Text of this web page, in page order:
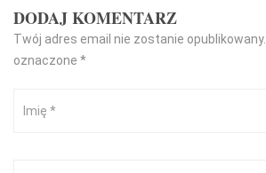
DODAJ KOMENTARZ
Twój adres email nie zostanie opublikowany.
oznaczone *